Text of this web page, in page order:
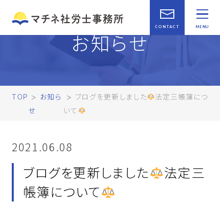
お知らせ
TOP
お知ら
せ
ブログを更新しました
法定三帳簿につ
いて
2021.06.08
ブログを更新しました
法定三
帳簿について